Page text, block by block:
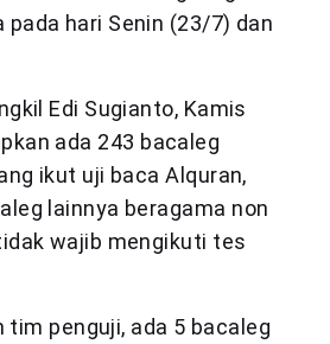
pada hari Senin (23/7) dan
Edi Sugianto, Kamis
ada 243 bacaleg
ikut uji baca Alquran,
lainnya beragama non
wajib mengikuti tes
tim penguji, ada 5 bacaleg